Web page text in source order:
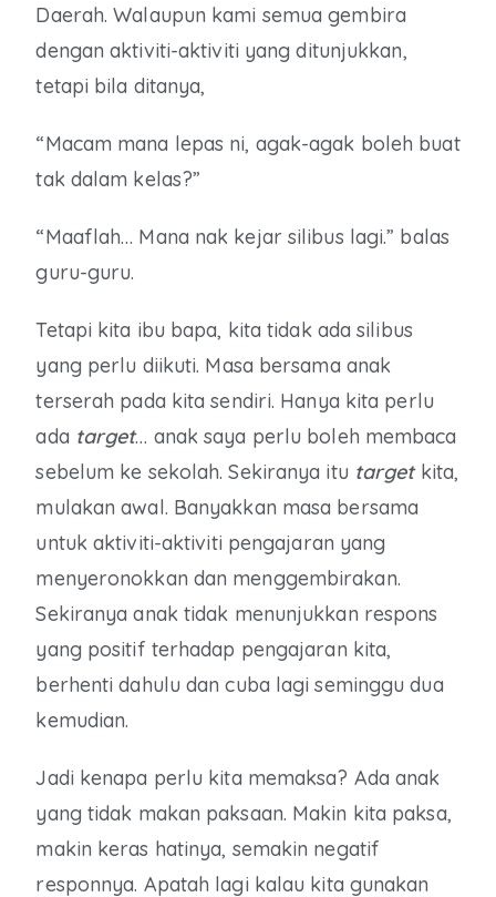
Daerah. Walaupun kami semua gembira
dengan aktiviti-aktiviti yang ditunjukkan,
tetapi bila ditanya,
“Macam mana lepas ni, agak-agak boleh buat
tak dalam kelas?”
“Maaflah… Mana nak kejar silibus lagi.” balas
guru-guru.
Tetapi kita ibu bapa, kita tidak ada silibus
yang perlu diikuti. Masa bersama anak
terserah pada kita sendiri. Hanya kita perlu
ada target… anak saya perlu boleh membaca
sebelum ke sekolah. Sekiranya itu targetkita,
mulakan awal. Banyakkan masa bersama
untuk aktiviti-aktiviti pengajaran yang
menyeronokkan dan menggembirakan.
Sekiranya anak tidak menunjukkan respons
yang positif terhadap pengajaran kita,
berhenti dahulu dan cuba lagi seminggu dua
kemudian.
Jadi kenapa perlu kita memaksa? Ada anak
yang tidak makan paksaan. Makin kita paksa,
makin keras hatinya, semakin negatif
responnya. Apatah lagi kalau kita gunakan